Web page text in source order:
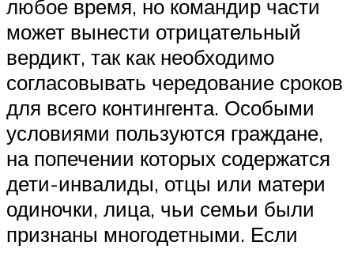
любое время, но командир части
может вынести отрицательный
вердикт, так как необходимо
согласовывать чередование сроков
для всего контингента. Особыми
условиями пользуются граждане,
на попечении которых содержатся
дети-инвалиды, отцы или матери
одиночки, лица, чьи семьи были
признаны многодетными. Если